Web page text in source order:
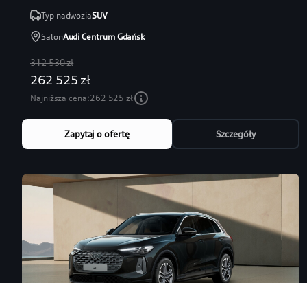
Typ nadwoziaSUV
SalonAudi Centrum Gdańsk
312 530 zł
262 525 zł
Najniższa cena:262 525 zł
Zapytaj o ofertę Szczegóły